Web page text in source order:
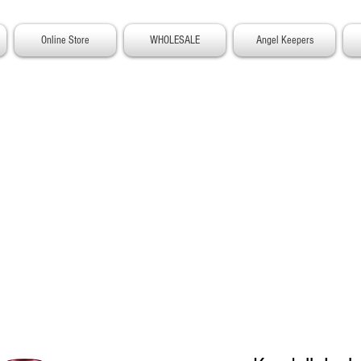
Online Store WHOLESALE Angel Keepers